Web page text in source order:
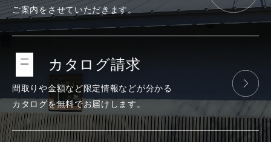
ご案内をさせていただきます。
カタログ請求
間取りや金額など限定情報などが分かる
カタログを無料でお届けします。